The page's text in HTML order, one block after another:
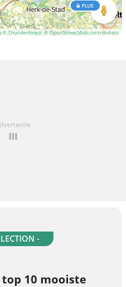
© Thunderforest © OpenStreetMap contributors
PLUS
-
10 mooiste